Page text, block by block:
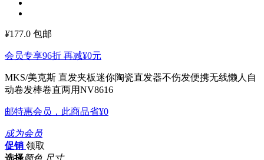
¥177.0 包邮
会员专享96折 再减¥0元
MKS/美克斯 直发夹板迷你陶瓷直发器不伤发便携无线懒人自
动卷发棒卷直两用NV8616
邮特惠会员，此商品省¥0
成为会员
促销 领取